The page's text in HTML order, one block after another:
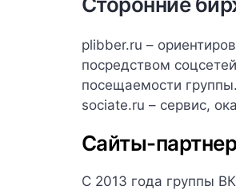
plibber.ru –
посредством
посещаемости группы.
sociate.ru – сервис,
Сайты-
С 2013 года группы